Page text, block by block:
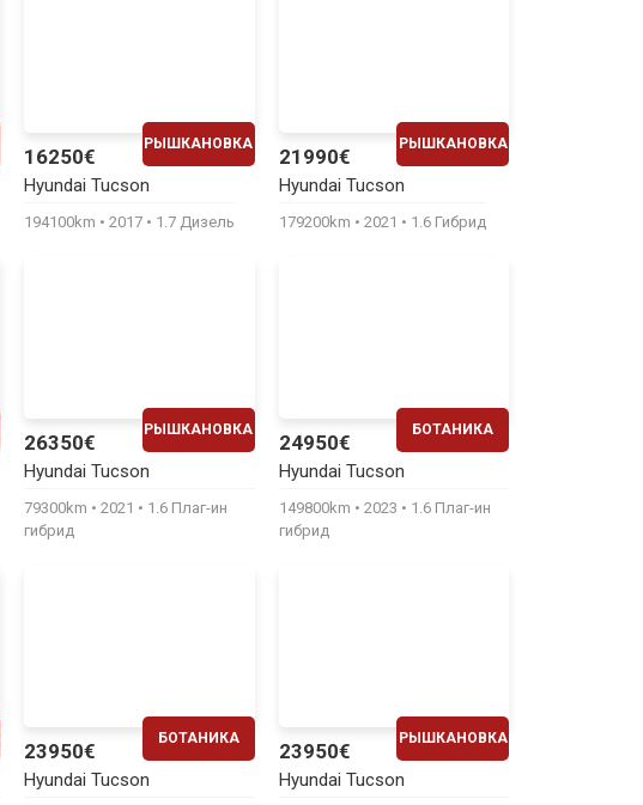
РЫШКАНОВКА
16250€
Hyundai Tucson
194100km 2017 1.7 Дизель
РЫШКАНОВКА
21990€
Hyundai Tucson
179200km 2021 1.6 Гибрид
РЫШКАНОВКА
26350€
Hyundai Tucson
79300km 2021
1.6 Плаг-ин
гибрид
БОТАНИКА
24950€
Hyundai Tucson
149800km 2023
1.6 Плаг-ин
гибрид
БОТАНИКА
23950€
Hyundai Tucson
РЫШКАНОВКА
23950€
Hyundai Tucson